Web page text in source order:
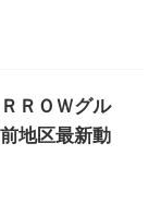
ＲＯＷグル
地区最新動